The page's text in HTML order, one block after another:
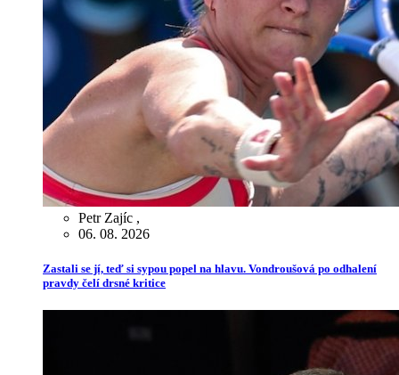
Petr Zajíc ,
06. 08. 2026
Zastali se jí, teď si sypou popel na hlavu. Vondroušová po odhalení
pravdy čelí drsné kritice